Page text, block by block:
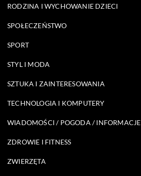
RODZINA I WYCHOWANIE DZIECI
SPOŁECZEŃSTWO
SPORT
STYL I MODA
SZTUKA I ZAINTERESOWANIA
TECHNOLOGIA I KOMPUTERY
WIADOMOŚCI / POGODA / INFORMACJE
ZDROWIE I FITNESS
ZWIERZĘTA